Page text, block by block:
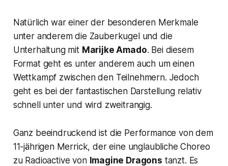
Natürlich war einer der besonderen Merkmale
unter anderem die Zauberkugel und die
Unterhaltung mit Marijke Amado. Bei diesem
Format geht es unter anderem auch um einen
Wettkampf zwischen den Teilnehmern. Jedoch
geht es bei der fantastischen Darstellung relativ
schnell unter und wird zweitrangig.
Ganz beeindruckend ist die Performance von dem
11-jährigen Merrick, der eine unglaubliche Choreo
zu Radioactive von Imagine Dragons tanzt. Es